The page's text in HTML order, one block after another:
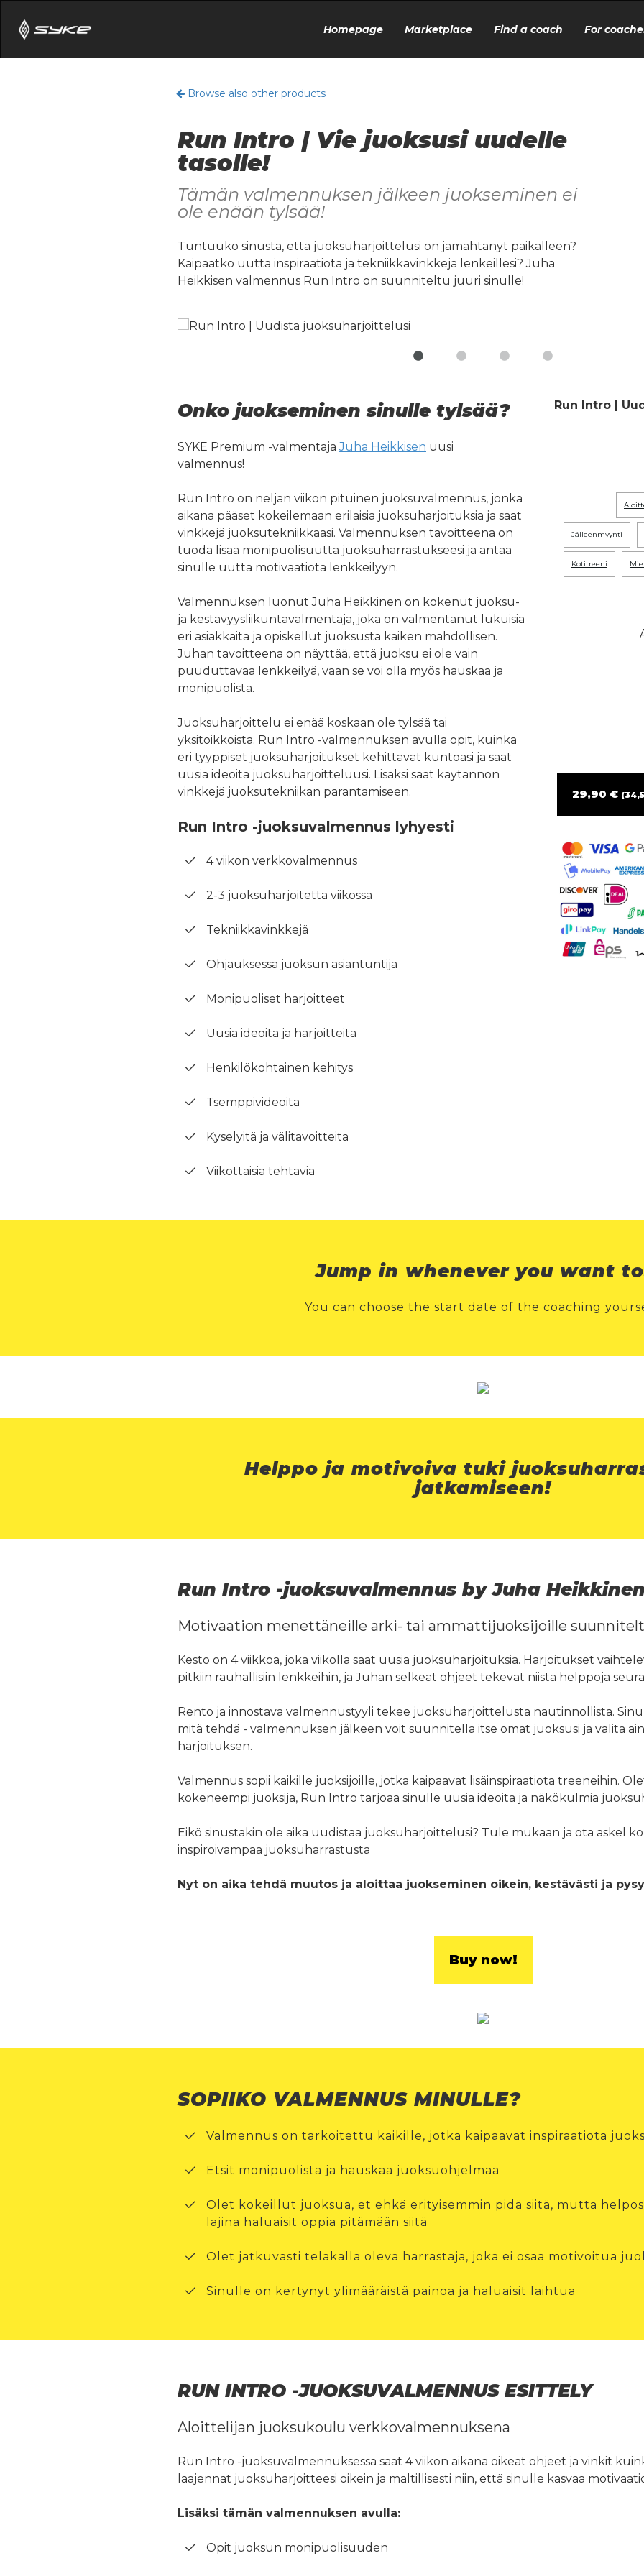
Homepage Marketplace Find a coach For
Browse also other products
Run Intro | Vie juoksusi uudelle
tasolle!
Tämän valmennuksen jälkeen juokseminen ei
ole enään tylsää!
Tuntuuko sinusta, että juoksuharjoittelusi on jämähtänyt paikalleen?
Kaipaatko uutta inspiraatiota ja tekniikkavinkkejä lenkeillesi? Juha
Heikkisen valmennus Run Intro on suunniteltu juuri sinulle!
Onko juokseminen sinulle tylsää?
SYKE Premium -valmentajaJuha Heikkisen uusi
valmennus!
Run Intro on neljän viikon pituinen juoksuvalmennus, jonka
aikana pääset kokeilemaan erilaisia juoksuharjoituksia ja saat
vinkkejä juoksutekniikkaasi. Valmennuksen tavoitteena on
tuoda lisää monipuolisuutta juoksuharrastukseesi ja antaa
sinulle uutta motivaatiota lenkkeilyyn.
Valmennuksen luonut Juha Heikkinen on kokenut juoksu-
ja kestävyysliikuntavalmentaja, joka on valmentanut lukuisia
eri asiakkaita ja opiskellut juoksusta kaiken mahdollisen.
Juhan tavoitteena on näyttää, että juoksu ei ole vain
puuduttavaa lenkkeilyä, vaan se voi olla myös hauskaa ja
monipuolista.
Juoksuharjoittelu ei enää koskaan ole tylsää tai
yksitoikkoista. Run Intro -valmennuksen avulla opit, kuinka
eri tyyppiset juoksuharjoitukset kehittävät kuntoasi ja saat
uusia ideoita juoksuharjoitteluusi. Lisäksi saat käytännön
vinkkejä juoksutekniikan parantamiseen.
Run Intro -juoksuvalmennus lyhyesti
4 viikon verkkovalmennus
2-3 juoksuharjoitetta viikossa
Tekniikkavinkkejä
Ohjauksessa juoksun asiantuntija
Monipuoliset harjoitteet
Uusia ideoita ja harjoitteita
Henkilökohtainen kehitys
Tsemppivideoita
Kyselyitä ja välitavoitteita
Viikottaisia tehtäviä
Run Intro |
jälleenmyynti
kotitreeni
29,90 €
Jump in whenever you want
You can choose the start date of the coaching
Helppo ja motivoiva tuki
jatkamiseen!
Run Intro -juoksuvalmennus by Juha
Motivaation menettäneille arki- tai ammattijuoksijoille
Kesto on 4 viikkoa, joka viikolla saat uusia juoksuharjoituksia. Harjoitukset
pitkiin rauhallisiin lenkkeihin, ja Juhan selkeät ohjeet tekevät niistä helppoja
Rento ja innostava valmennustyyli tekee juoksuharjoittelusta nautinnollista.
mitä tehdä - valmennuksen jälkeen voit suunnitella itse omat juoksusi ja valita
harjoituksen.
Valmennus sopii kaikille juoksijoille, jotka kaipaavat lisäinspiraatiota treeneihin.
kokeneempi juoksija, Run Intro tarjoaa sinulle uusia ideoita ja näkökulmia
Eikö sinustakin ole aika uudistaa juoksuharjoittelusi? Tule mukaan ja ota askel
inspiroivampaa juoksuharrastusta
Nyt on aika tehdä muutos ja aloittaa juokseminen oikein, kestävästi ja
Buy now!
SOPIIKO VALMENNUS MINULLE?
Valmennus on tarkoitettu kaikille, jotka kaipaavat inspiraatiota
Etsit monipuolista ja hauskaa juoksuohjelmaa
Olet kokeillut juoksua, et ehkä erityisemmin pidä siitä, mutta
lajina haluaisit oppia pitämään siitä
Olet jatkuvasti telakalla oleva harrastaja, joka ei osaa motivoitua
Sinulle on kertynyt ylimääräistä painoa ja haluaisit laihtua
RUN INTRO -JUOKSUVALMENNUS ESITTELY
Aloittelijan juoksukoulu verkkovalmennuksena
Run Intro -juoksuvalmennuksessa saat 4 viikon aikana oikeat ohjeet ja vinkit
laajennat juoksuharjoitteesi oikein ja maltillisesti niin, että sinulle kasvaa
Lisäksi tämän valmennuksen avulla:
Opit juoksun monipuolisuuden